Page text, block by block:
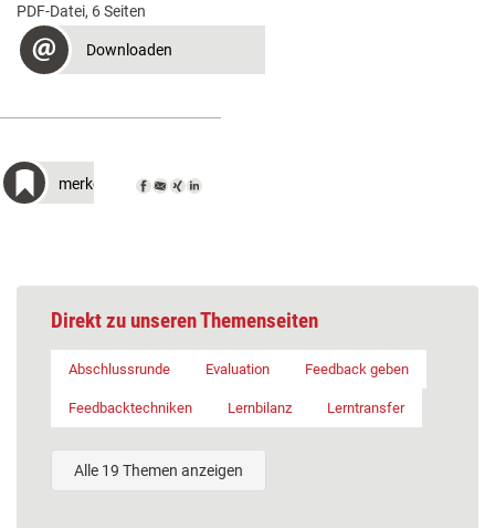
PDF-Datei, 6 Seiten
Downloaden
merken
Direkt zu unseren Themenseiten
Abschlussrunde Evaluation Feedback geben
Feedbacktechniken Lernbilanz Lerntransfer
Alle 19 Themen anzeigen